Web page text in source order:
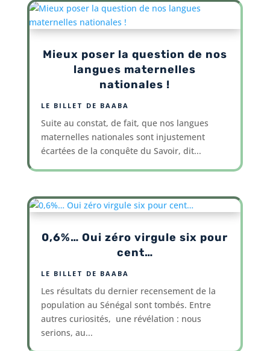
Mieux poser la question de nos
langues maternelles
nationales !
LE BILLET DE BAABA
Suite au constat, de fait, que nos langues
maternelles nationales sont injustement
écartées de la conquête du Savoir, dit...
0,6%… Oui zéro virgule six pour
cent…
LE BILLET DE BAABA
Les résultats du dernier recensement de la
population au Sénégal sont tombés. Entre
autres curiosités, une révélation : nous
serions, au...